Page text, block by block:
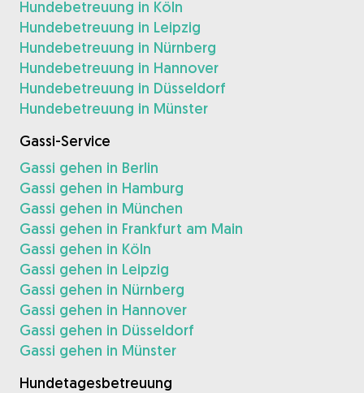
Hundebetreuung in Köln
Hundebetreuung in Leipzig
Hundebetreuung in Nürnberg
Hundebetreuung in Hannover
Hundebetreuung in Düsseldorf
Hundebetreuung in Münster
Gassi-Service
Gassi gehen in Berlin
Gassi gehen in Hamburg
Gassi gehen in München
Gassi gehen in Frankfurt am Main
Gassi gehen in Köln
Gassi gehen in Leipzig
Gassi gehen in Nürnberg
Gassi gehen in Hannover
Gassi gehen in Düsseldorf
Gassi gehen in Münster
Hundetagesbetreuung